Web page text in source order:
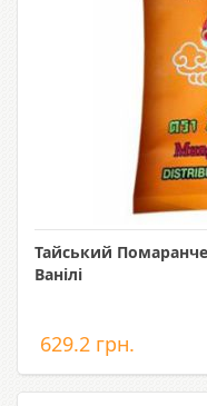
Тайський
Ванілі
629.2 грн.